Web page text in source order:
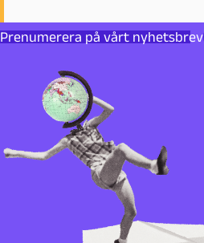
Prenumerera på vårt nyhetsbrev